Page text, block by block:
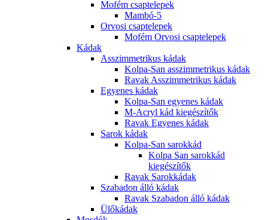
Mofém csaptelepek
Mambó-5
Orvosi csaptelepek
Mofém Orvosi csaptelepek
Kádak
Asszimmetrikus kádak
Kolpa-San asszimmetrikus kádak
Ravak Asszimmetrikus kádak
Egyenes kádak
Kolpa-San egyenes kádak
M-Acryl kád kiegészítők
Ravak Egyenes kádak
Sarok kádak
Kolpa-San sarokkád
Kolpa San sarokkád
kiegészítők
Ravak Sarokkádak
Szabadon álló kádak
Ravak Szabadon álló kádak
Ülőkádak